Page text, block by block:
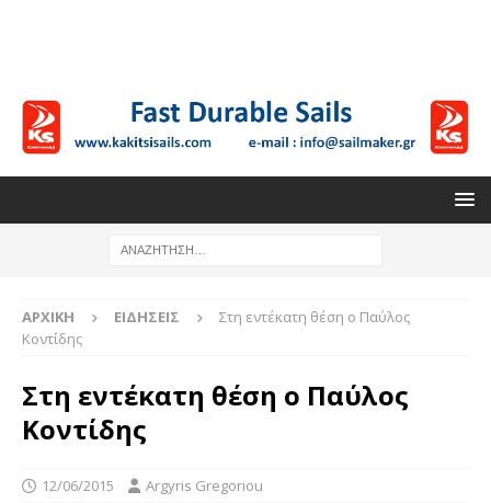
ΑΡΧΙΚΉ ΕΙΔΉΣΕΙΣ
Στη εντέκατη θέση ο Παύλος
Κοντίδης
Στη εντέκατη θέση ο Παύλος
Κοντίδης
12/06/2015 Argyris Gregoriou